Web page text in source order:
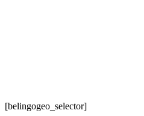
[belingogeo_selector]